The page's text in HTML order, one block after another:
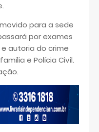
para a sede
por exames
autoria do crime
e Polícia Civil.